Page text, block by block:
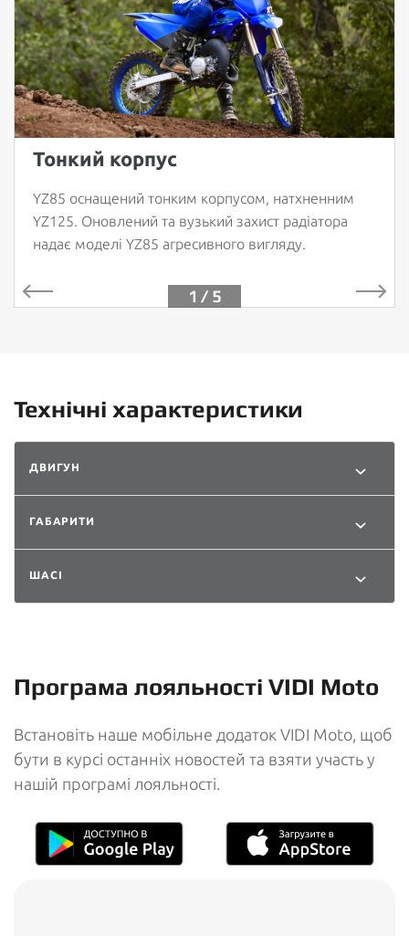
Тонкий корпус
YZ85 оснащений тонким корпусом, натхненним
YZ125. Оновлений та вузький захист радіатора
надає моделі YZ85 агресивного вигляду.
1 / 5
Технічні характеристики
ДВИГУН
ГАБАРИТИ
ШАСІ
Програма лояльності VIDI Moto
Встановіть наше мобільне додаток VIDI Moto, щоб
бути в курсі останніх новостей та взяти участь у
нашій програмі лояльності.